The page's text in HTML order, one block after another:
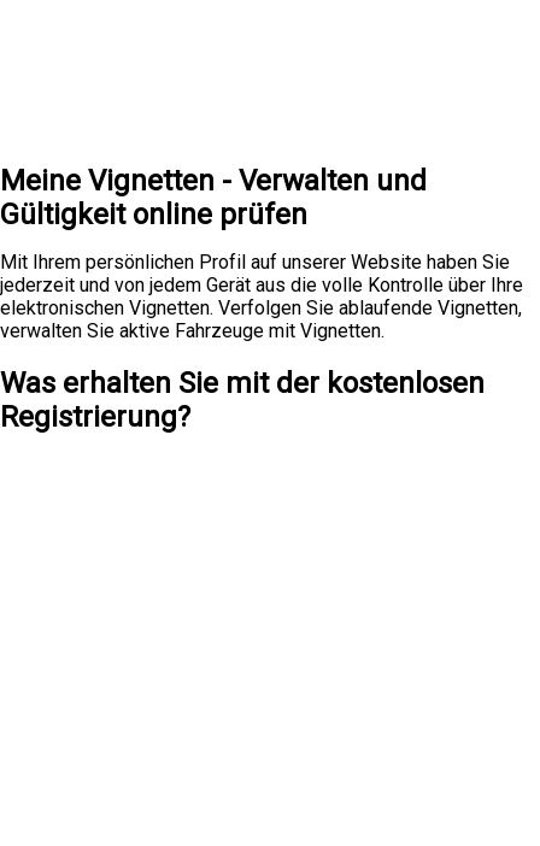
Meine Vignetten - Verwalten und
Gültigkeit online prüfen
Mit Ihrem persönlichen Profil auf unserer Website haben Sie
jederzeit und von jedem Gerät aus die volle Kontrolle über Ihre
elektronischen Vignetten. Verfolgen Sie ablaufende Vignetten,
verwalten Sie aktive Fahrzeuge mit Vignetten.
Was erhalten Sie mit der kostenlosen
Registrierung?